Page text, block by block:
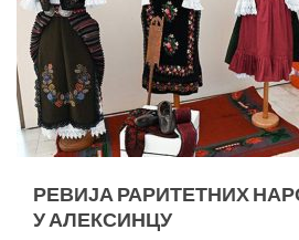
РЕВИЈА РАРИТЕТНИХ
У АЛЕКСИНЦУ